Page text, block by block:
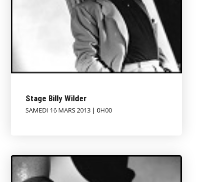
Stage Billy Wilder
SAMEDI 16 MARS 2013 | 0H00